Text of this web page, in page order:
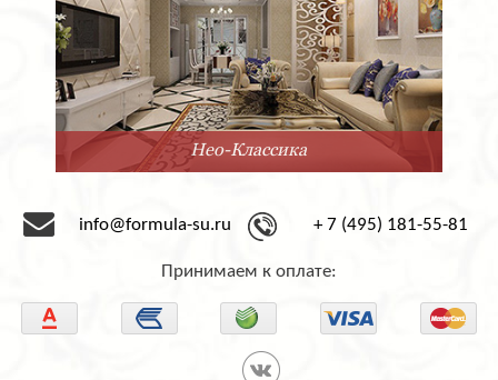
Нео-Классика
info@formula-su.ru + 7 (495) 181-55-81
Принимаем к оплате: